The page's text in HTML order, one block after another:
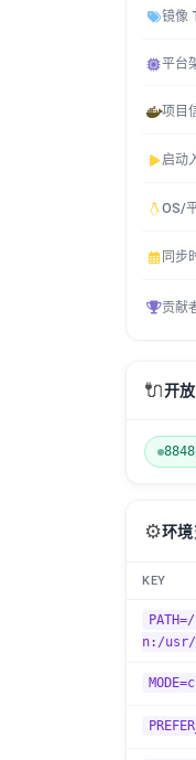
镜像
平台
项目
启动
OS/
同步
贡献
🔌开
⚙️环
KEY
n:/